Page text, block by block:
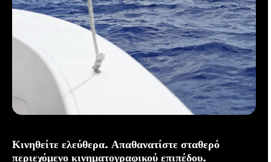
Κινηθείτε ελεύθερα. Απαθανατίστε σταθερό
περιεχόμενο κινηματογραφικού επιπέδου.